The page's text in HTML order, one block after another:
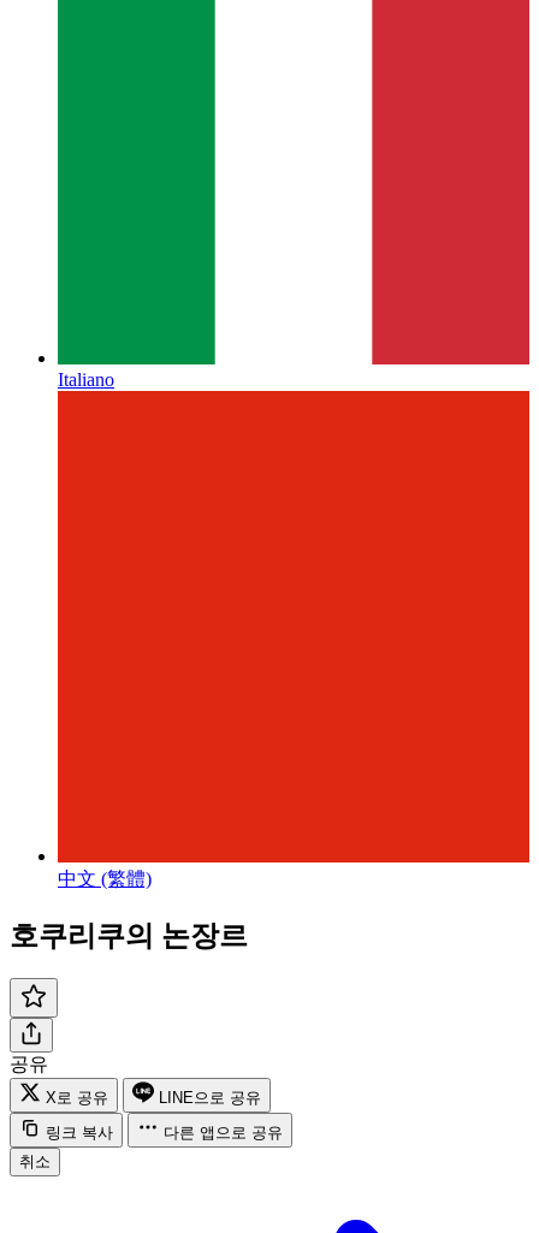
Italiano
中文 (繁體)
호쿠리쿠의 논장르
공유
X로 공유
LINE으로 공유
링크 복사
다른 앱으로 공유
취소